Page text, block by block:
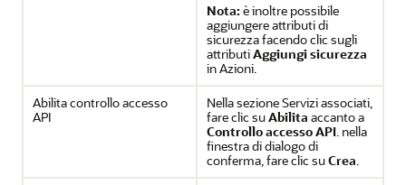
Nota: è inoltre possibile
aggiungere attributi di
sicurezza facendo clic sugli
attributiAggiungi sicurezza
in Azioni.
Abilita controllo accesso
API
Nella sezione Servizi associati,
fare clic suAbilita accanto a
Controllo accesso API. nella
finestra di dialogo di
conferma, fare clic suCrea.